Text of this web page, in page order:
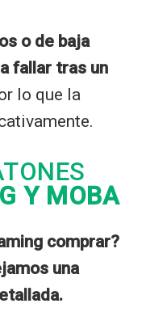
o de baja
fallar tras un
lo que la
Y MOBA
comprar?
una